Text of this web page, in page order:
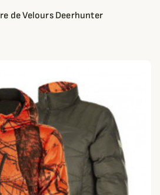
de Velours Deerhunter